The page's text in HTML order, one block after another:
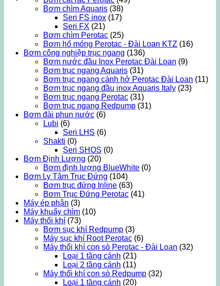
Bơm chìm Aquaris (38)
Seri FS inox (17)
Seri FX (21)
Bơm chìm Perotac (25)
Bơm hố móng Perotac - Đài Loan KTZ (16)
Bơm công nghiệp trục ngang (136)
Bơm nước đầu Inox Perotac Đài Loan (9)
Bơm trục ngang Aquaris (31)
Bơm trục ngang cánh hở Perotac Đài Loan (11)
Bơm trục ngang đầu inox Aquaris Italy (23)
Bơm trục ngang Perotac (31)
Bơm trục ngang Redpump (31)
Bơm đài phun nước (6)
Lubi (6)
Seri LHS (6)
Shakti (0)
Seri SHOS (0)
Bơm Định Lượng (20)
Bơm định lượng BlueWhite (0)
Bơm Ly Tâm Trục Đứng (104)
Bơm trục đứng Inline (63)
Bơm Trục Đứng Perotac (41)
Máy ép phân (3)
Máy khuấy chìm (10)
Máy thổi khí (73)
Bơm sục khí Redpump (3)
Máy sục khí Root Perotac (6)
Máy thổi khí con sò Perotac - Đài Loan (32)
Loại 1 tầng cánh (21)
Loại 2 tầng cánh (11)
Máy thổi khí con sò Redpump (32)
Loại 1 tầng cánh (20)